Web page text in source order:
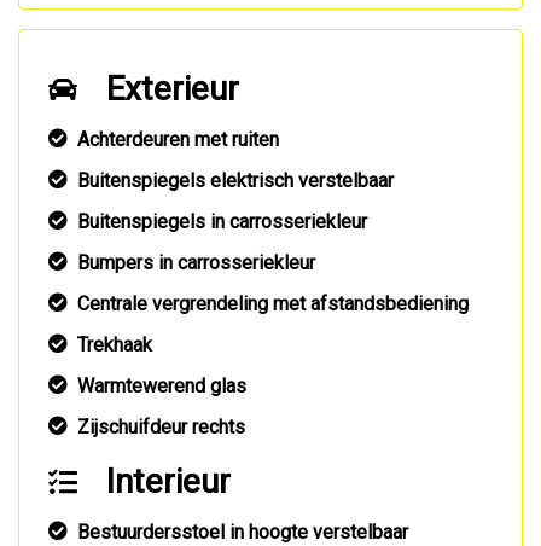
Exterieur
Achterdeuren met ruiten
Buitenspiegels elektrisch verstelbaar
Buitenspiegels in carrosseriekleur
Bumpers in carrosseriekleur
Centrale vergrendeling met afstandsbediening
Trekhaak
Warmtewerend glas
Zijschuifdeur rechts
Interieur
Bestuurdersstoel in hoogte verstelbaar